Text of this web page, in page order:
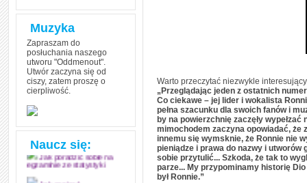
Muzyka
Zapraszam do
posłuchania naszego
utworu "Oddmenout".
Utwór zaczyna się od
ciszy, zatem proszę o
cierpliwość.
Naucz się:
Jak stworzyć fenomen
egzamin? Poznaj metody
Jak poradzić sobie na
egzaminie ze statystyki
Warto przeczytać niezwykle
„Przeglądając jeden z ostatnich
Co ciekawe – jej lider i wokalista
pełna szacunku dla swoich fanów i
by na powierzchnię zaczęły
mimochodem zaczyna opowiadać, że
innemu się wymsknie, że Ronnie nie
pieniądze i prawa do nazwy i
sobie przytulić... Szkoda, że tak to
parze... My przypominamy historię
był Ronnie.”